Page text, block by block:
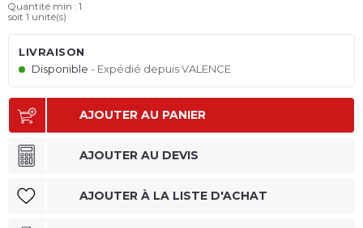
Quantité min : 1
soit 1 unité(s)
LIVRAISON
Disponible
Expédié depuis VALENCE
AJOUTER AU PANIER
AJOUTER AU DEVIS
AJOUTER À LA LISTE D'ACHAT